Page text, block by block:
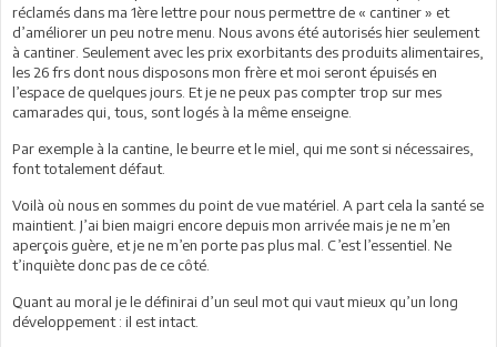
réclamés dans ma 1ère lettre pour nous permettre de « cantiner » et
d’améliorer un peu notre menu. Nous avons été autorisés hier seulement
à cantiner. Seulement avec les prix exorbitants des produits alimentaires,
les 26 frs dont nous disposons mon frère et moi seront épuisés en
l’espace de quelques jours. Et je ne peux pas compter trop sur mes
camarades qui, tous, sont logés à la même enseigne.
Par exemple à la cantine, le beurre et le miel, qui me sont si nécessaires,
font totalement défaut.
Voilà où nous en sommes du point de vue matériel. A part cela la santé se
maintient. J’ai bien maigri encore depuis mon arrivée mais je ne m’en
aperçois guère, et je ne m’en porte pas plus mal. C’est l’essentiel. Ne
t’inquiète donc pas de ce côté.
Quant au moral je le définirai d’un seul mot qui vaut mieux qu’un long
développement : il est intact.